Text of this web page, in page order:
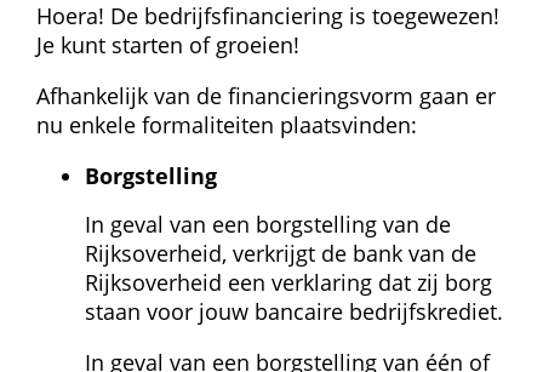
Hoera! De bedrijfsfinanciering is toegewezen!
Je kunt starten of groeien!
Afhankelijk van de financieringsvorm gaan er
nu enkele formaliteiten plaatsvinden:
Borgstelling
In geval van een borgstelling van de
Rijksoverheid, verkrijgt de bank van de
Rijksoverheid een verklaring dat zij borg
staan voor jouw bancaire bedrijfskrediet.
In geval van een borgstelling van één of